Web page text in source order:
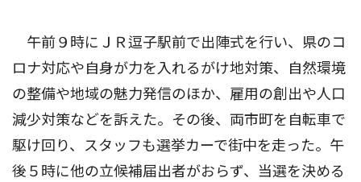
午前９時にＪＲ逗子駅前で出陣式を行い、県のコ
ロナ対応や自身が力を入れるがけ地対策、自然環境
の整備や地域の魅力発信のほか、雇用の創出や人口
減少対策などを訴えた。その後、両市町を自転車で
駆け回り、スタッフも選挙カーで街中を走った。午
後５時に他の立候補届出者がおらず、当選を決める